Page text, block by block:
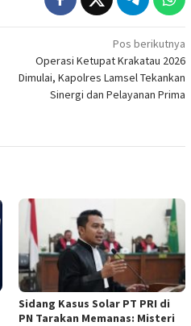
Pos berikutnya
Operasi Ketupat Krakatau 2026
Dimulai, Kapolres Lamsel Tekankan
Sinergi dan Pelayanan Prima
Sidang Kasus Solar PT PRI di
PN Tarakan Memanas: Misteri